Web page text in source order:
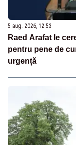
5 aug. 2026, 12:53
Raed Arafat le
pentru pene de
urgență